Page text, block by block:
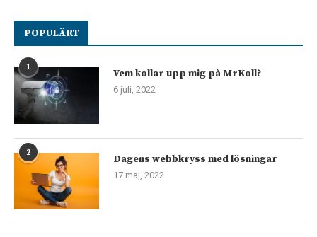
POPULÄRT
1 Vem kollar upp mig på MrKoll?
6 juli, 2022
2 Dagens webbkryss med lösningar
17 maj, 2022